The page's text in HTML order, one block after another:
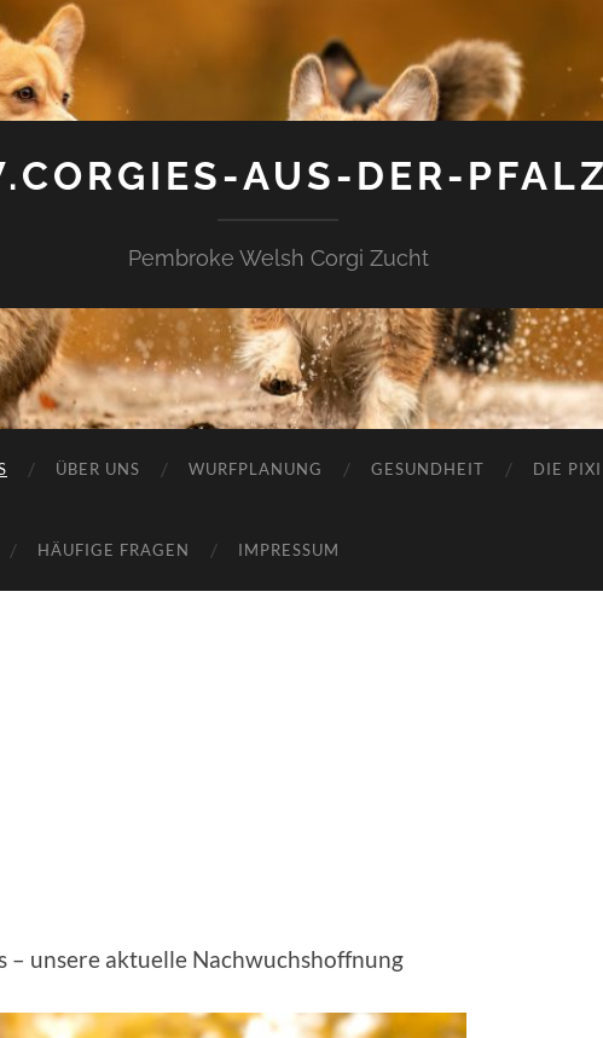
AUS-DER-
Pembroke Welsh Corgi Zucht
ÜBER UNS WURFPLANUNG GESUNDHEIT DIE
HÄUFIGE FRAGEN IMPRESSUM
– unsere aktuelle Nachwuchshoffnung